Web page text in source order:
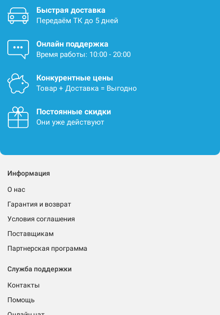
Быстрая доставка
Передаём ТК до 5 дней
Онлайн поддержка
Время работы: 10:00 - 20:00
Конкурентные цены
Товар + Доставка = Выгодно
Постоянные скидки
Они уже действуют
Информация
О нас
Гарантия и возврат
Условия соглашения
Поставщикам
Партнерская программа
Служба поддержки
Контакты
Помощь